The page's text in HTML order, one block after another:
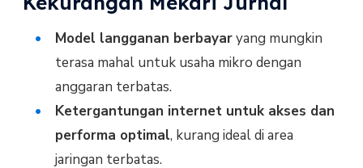
Model langganan berbayaryang mungkin
terasa mahal untuk usaha mikro dengan
anggaran terbatas.
Ketergantungan internet untuk akses dan
performa optimal, kurang ideal di area
jaringan terbatas.